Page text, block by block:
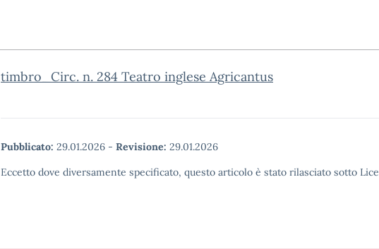
timbro_Circ. n. 284 Teatro inglese Agricantus
Pubblicato: 29.01.2026 - Revisione: 29.01.2026
Eccetto dove diversamente specificato, questo articolo è stato rilasciato sotto